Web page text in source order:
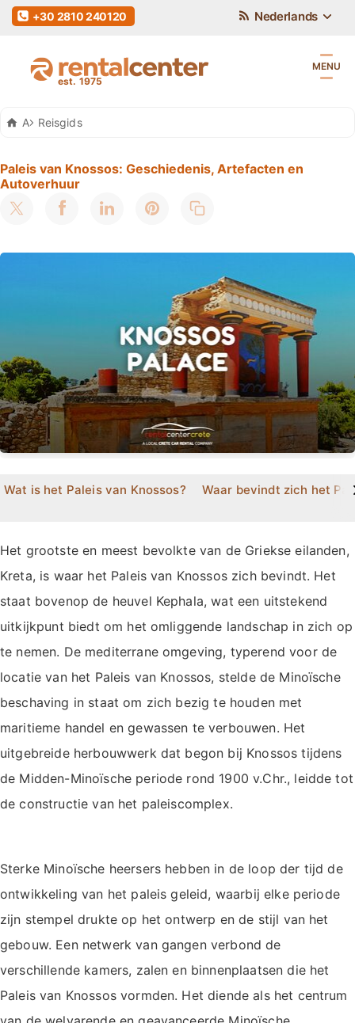
Auto Huren Kreta
Reisgids
Paleis van Knossos: Geschiedenis, Artefacten en
Autoverhuur
Wat is het Paleis van Knossos? Waar bevindt zich het
Het grootste en meest bevolkte van de Griekse eilanden,
Kreta, is waar het Paleis van Knossos zich bevindt. Het
staat bovenop de heuvel Kephala, wat een uitstekend
uitkijkpunt biedt om het omliggende landschap in zich op
te nemen. De mediterrane omgeving, typerend voor de
locatie van het Paleis van Knossos, stelde de Minoïsche
beschaving in staat om zich bezig te houden met
maritieme handel en gewassen te verbouwen. Het
uitgebreide herbouwwerk dat begon bij Knossos tijdens
de Midden-Minoïsche periode rond 1900 v.Chr., leidde tot
de constructie van het paleiscomplex.
Sterke Minoïsche heersers hebben in de loop der tijd de
ontwikkeling van het paleis geleid, waarbij elke periode
zijn stempel drukte op het ontwerp en de stijl van het
gebouw. Een netwerk van gangen verbond de
verschillende kamers, zalen en binnenplaatsen die het
Paleis van Knossos vormden. Het diende als het centrum
Nederlands
+30 2810 240120
MENU